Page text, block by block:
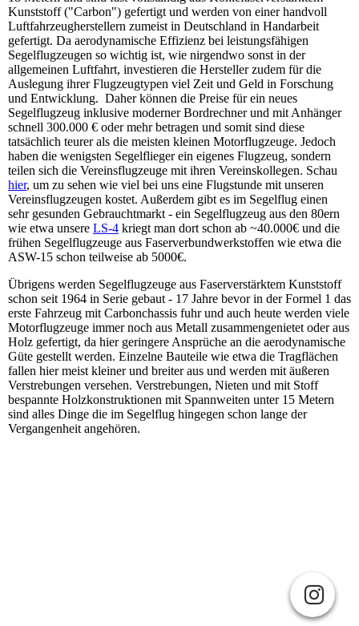
Kunststoff ("Carbon") gefertigt und werden von einer handvoll
Luftfahrzeugherstellern zumeist in Deutschland in Handarbeit
gefertigt. Da aerodynamische Effizienz bei leistungsfähigen
Segelflugzeugen so wichtig ist, wie nirgendwo sonst in der
allgemeinen Luftfahrt, investieren die Hersteller zudem für die
Auslegung ihrer Flugzeugtypen viel Zeit und Geld in Forschung
und Entwicklung. Daher können die Preise für ein neues
Segelflugzeug inklusive moderner Bordrechner und mit Anhänger
schnell 300.000 € oder mehr betragen und somit sind diese
tatsächlich teurer als die meisten kleinen Motorflugzeuge. Jedoch
haben die wenigsten Segelflieger ein eigenes Flugzeug, sondern
teilen sich die Vereinsflugzeuge mit ihren Vereinskollegen. Schau
hier, um zu sehen wie viel bei uns eine Flugstunde mit unseren
Vereinsflugzeugen kostet. Außerdem gibt es im Segelflug einen
sehr gesunden Gebrauchtmarkt - ein Segelflugzeug aus den 80ern
wie etwa unsere LS-4 kriegt man dort schon ab ~40.000€ und die
frühen Segelflugzeuge aus Faserverbundwerkstoffen wie etwa die
ASW-15 schon teilweise ab 5000€.
Übrigens werden Segelflugzeuge aus Faserverstärktem Kunststoff
schon seit 1964 in Serie gebaut - 17 Jahre bevor in der Formel 1 das
erste Fahrzeug mit Carbonchassis fuhr und auch heute werden viele
Motorflugzeuge immer noch aus Metall zusammengenietet oder aus
Holz gefertigt, da hier geringere Ansprüche an die aerodynamische
Güte gestellt werden. Einzelne Bauteile wie etwa die Tragflächen
fallen hier meist kleiner und breiter aus und werden mit äußeren
Verstrebungen versehen. Verstrebungen, Nieten und mit Stoff
bespannte Holzkonstruktionen mit Spannweiten unter 15 Metern
sind alles Dinge die im Segelflug hingegen schon lange der
Vergangenheit angehören.